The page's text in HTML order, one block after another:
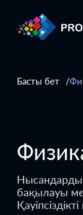
Басты бет
Нысандарды
бақылауы